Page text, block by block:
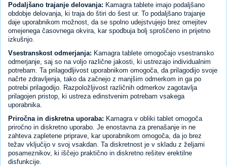
Podaljšano trajanje delovanja: Kamagra tablete imajo podaljšano
obdobje delovanja, ki traja do štiri do šest ur. To podaljšano trajanje
daje uporabnikom možnost, da se spolno udejstvujejo brez omejitev
omejenega časovnega okvira, kar spodbuja bolj sproščeno in prijetno
izkušnjo.
Vsestranskost odmerjanja: Kamagra tablete omogočajo vsestransko
odmerjanje, saj so na voljo različne jakosti, ki ustrezajo individualnim
potrebam. Ta prilagodljivost uporabnikom omogoča, da prilagodijo svoje
načrte zdravljenja, tako da začnejo z manjšim odmerkom in ga po
potrebi prilagodijo. Razpoložljivost različnih odmerkov zagotavlja
prilagojen pristop, ki ustreza edinstvenim potrebam vsakega
uporabnika.
Priročna in diskretna uporaba: Kamagra v obliki tablet omogoča
priročno in diskretno uporabo. Je enostavna za prenašanje in ne
zahteva zapletene priprave, kar uporabnikom omogoča, da jo brez
težav vključijo v svoj vsakdan. Ta diskretnost je v skladu z željami
posameznikov, ki iščejo praktično in diskretno rešitev erektilne
disfunkcije.